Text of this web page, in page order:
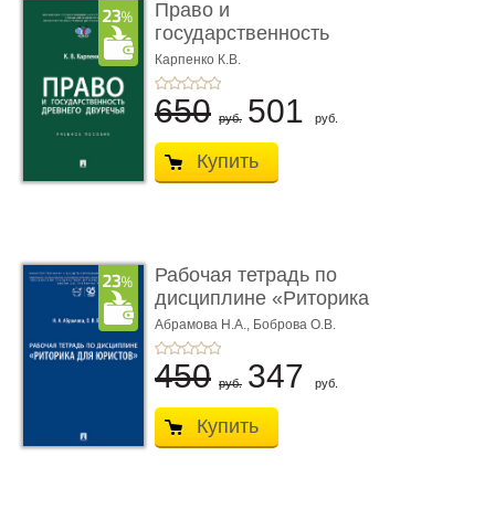
Право и
государственность
Древнего Двуречья. �
...
Карпенко К.В.
650 руб. 501 руб.
Купить
Рабочая тетрадь по
дисциплине «Риторика
для ю� ...
Абрамова Н.А., Боброва О.В.
450 руб. 347 руб.
Купить